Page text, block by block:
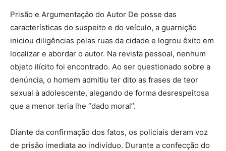
Prisão e Argumentação do Autor De posse das
características do suspeito e do veículo, a guarnição
iniciou diligências pelas ruas da cidade e logrou êxito em
localizar e abordar o autor. Na revista pessoal, nenhum
objeto ilícito foi encontrado. Ao ser questionado sobre a
denúncia, o homem admitiu ter dito as frases de teor
sexual à adolescente, alegando de forma desrespeitosa
que a menor teria lhe “dado moral”.
Diante da confirmação dos fatos, os policiais deram voz
de prisão imediata ao indivíduo. Durante a confecção do